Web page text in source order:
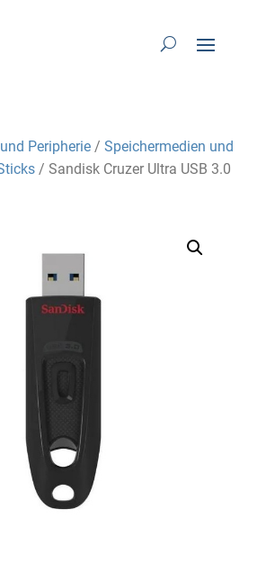
Peripherie /Speichermedien und
/ Sandisk Cruzer Ultra USB 3.0